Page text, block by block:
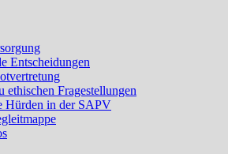
Entscheidungen
ethischen Fragestellungen
Hürden in der SAPV